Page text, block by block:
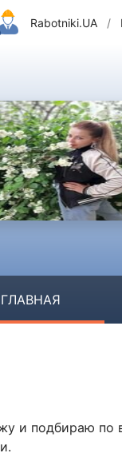
Rabotniki.UA /
ГЛАВНАЯ
и подбираю по